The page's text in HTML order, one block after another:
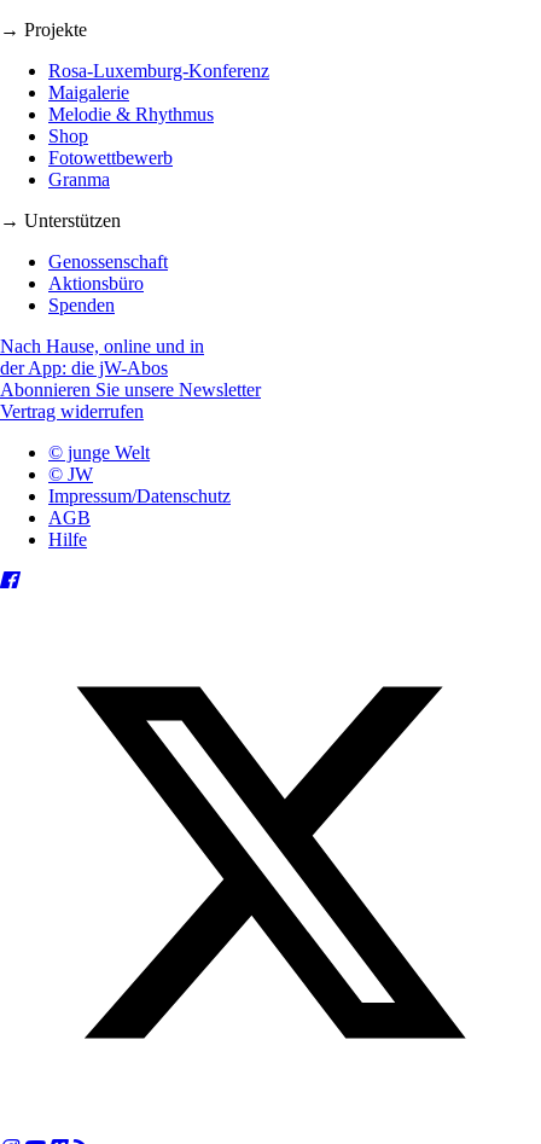
→ Projekte
Rosa-Luxemburg-Konferenz
Maigalerie
Melodie & Rhythmus
Shop
Fotowettbewerb
Granma
→ Unterstützen
Genossenschaft
Aktionsbüro
Spenden
Nach Hause, online und in
der App: die jW-Abos
Abonnieren Sie unsere Newsletter
Vertrag widerrufen
© junge Welt
© JW
Impressum/Datenschutz
AGB
Hilfe